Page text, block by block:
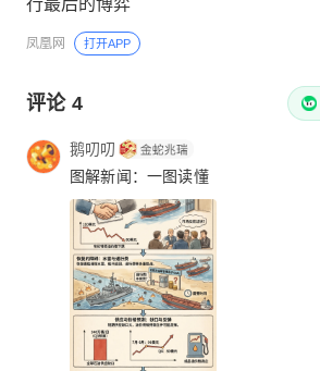
凤凰网 打开APP
评论 4
鹅叨叨
图解新闻：一图读懂